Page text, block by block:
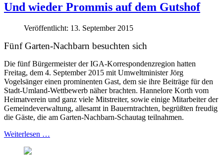
Und wieder Prommis auf dem Gutshof
Veröffentlicht: 13. September 2015
FünfGarten-Nachbarn besuchten sich
Die fünf Bürgermeister der IGA-Korrespondenzregion hatten
Freitag, dem 4. September 2015 mit Umweltminister Jörg
Vogelsänger einen prominenten Gast, dem sie ihre Beiträge für den
Stadt-Umland-Wettbewerb näher brachten. Hannelore Korth vom
Heimatverein und ganz viele Mitstreiter, sowie einige Mitarbeiter der
Gemeindeverwaltung, allesamt in Bauerntrachten, begrüßten freudig
die Gäste, die am Garten-Nachbarn-Schautag teilnahmen.
Weiterlesen …